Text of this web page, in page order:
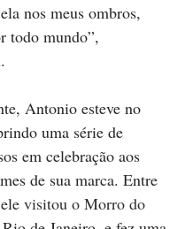
nos meus ombros,
todo mundo”,
Antonio esteve no
uma série de
em celebração aos
de sua marca. Entre
visitou o Morro do